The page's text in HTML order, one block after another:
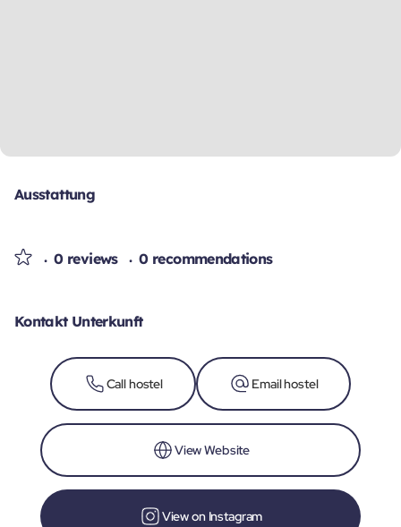
Ausstattung
0 reviews 0 recommendations
Kontakt Unterkunft
Call hostel Email hostel
View Website
View on Instagram